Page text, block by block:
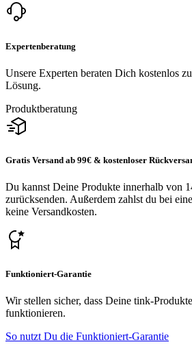
Expertenberatung
Unsere Experten beraten Dich kostenlos
Lösung.
Produktberatung
Gratis Versand ab 99€ & kostenloser
Du kannst Deine Produkte innerhalb von
zurücksenden. Außerdem zahlst du bei
keine Versandkosten.
Funktioniert-Garantie
Wir stellen sicher, dass Deine tink-
funktionieren.
So nutzt Du die Funktioniert-Garantie